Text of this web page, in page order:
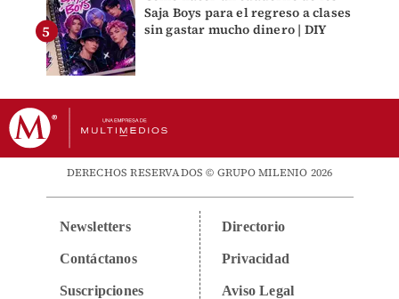
Saja Boys para el regreso a clases
sin gastar mucho dinero | DIY
DERECHOS RESERVADOS © GRUPO MILENIO 2026
Newsletters
Contáctanos
Suscripciones
Directorio
Privacidad
Aviso Legal